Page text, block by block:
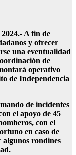
A fin de
y ofrecer
una eventualidad
de
operativo
de Independencia
de incidentes
el apoyo de 45
con el
en caso de
algunos rondines